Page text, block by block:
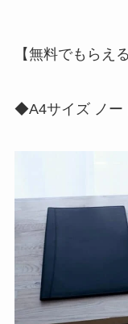
【無料でもらえ
◆A4サイズ ノー